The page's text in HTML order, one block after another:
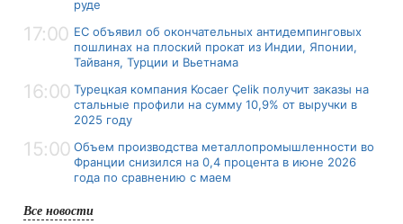
руде
17:00 ЕС объявил об окончательных антидемпинговых
пошлинах на плоский прокат из Индии, Японии,
Тайваня, Турции и Вьетнама
16:00 Турецкая компания Kocaer Çelik получит заказы на
стальные профили на сумму 10,9% от выручки в
2025 году
15:00 Объем производства металлопромышленности во
Франции снизился на 0,4 процента в июне 2026
года по сравнению с маем
Все новости